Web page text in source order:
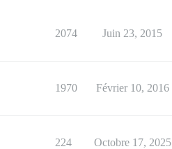
2074 Juin 23, 2015
1970 Février 10, 2016
224 Octobre 17, 2025